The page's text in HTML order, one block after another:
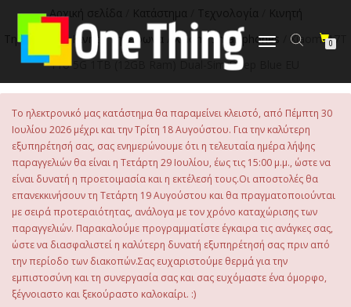
περιεχόμενο
Εναλλαγή
0
Αρχική σελίδα Κατάστημα Τεχνολογία
Κινητή
Τηλεφωνία
/Κινητά Τηλέφωνα Xiaomi Smartphones
/ Xiaomi 17T
Pro 5G 1TB (12GB Ram) Dual-Sim Deep Blue EU
Το ηλεκτρονικό μας κατάστημα θα παραμείνει κλειστό, από Πέμπτη 30
Ιουλίου 2026 μέχρι και την Τρίτη 18 Αυγούστου. Για την καλύτερη
εξυπηρέτησή σας, σας ενημερώνουμε ότι η τελευταία ημέρα λήψης
παραγγελιών θα είναι η Τετάρτη 29 Ιουλίου, έως τις 15:00 μ.μ., ώστε να
είναι δυνατή η προετοιμασία και η εκτέλεσή τους.Οι αποστολές θα
επανεκκινήσουν τη Τετάρτη 19 Αυγούστου και θα πραγματοποιούνται
με σειρά προτεραιότητας, ανάλογα με τον χρόνο καταχώρισης των
παραγγελιών. Παρακαλούμε προγραμματίστε έγκαιρα τις ανάγκες σας,
ώστε να διασφαλιστεί η καλύτερη δυνατή εξυπηρέτησή σας πριν από
την περίοδο των διακοπών.Σας ευχαριστούμε θερμά για την
εμπιστοσύνη και τη συνεργασία σας και σας ευχόμαστε ένα όμορφο,
ξέγνοιαστο και ξεκούραστο καλοκαίρι. :)